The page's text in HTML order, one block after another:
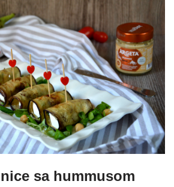
sa hummusom